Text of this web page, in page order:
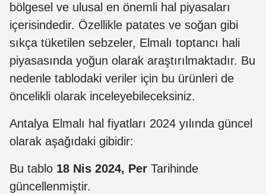
bölgesel ve ulusal en önemli hal piyasaları
içerisindedir. Özellikle patates ve soğan gibi
sıkça tüketilen sebzeler, Elmalı toptancı hali
piyasasında yoğun olarak araştırılmaktadır. Bu
nedenle tablodaki veriler için bu ürünleri de
öncelikli olarak inceleyebileceksiniz.
Antalya Elmalı hal fiyatları 2024 yılında güncel
olarak aşağıdaki gibidir:
Bu tablo 18 Nis 2024, Per Tarihinde
güncellenmiştir.